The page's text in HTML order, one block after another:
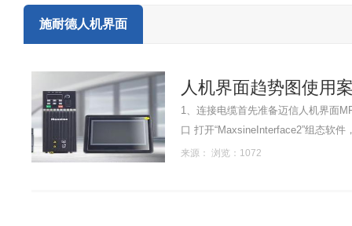
施耐德人机界面
人机界面趋势图使用
1、连接电缆首先准备迈信人机界面
口 打开“MaxsineInterface2”组态软
来源： 浏览：1072